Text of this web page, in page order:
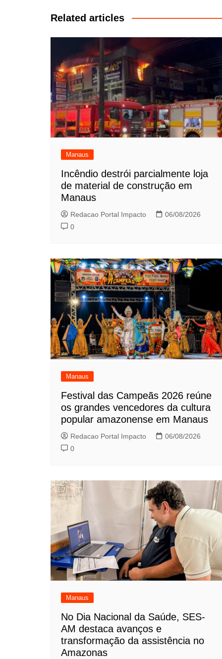
Post
Related articles
Manaus
Incêndio destrói parcialmente loja
de material de construção em
Manaus
Redacao Portal Impacto
06/08/2026
0
Manaus
Festival das Campeãs 2026 reúne
os grandes vencedores da cultura
popular amazonense em Manaus
Redacao Portal Impacto
06/08/2026
0
Manaus
No Dia Nacional da Saúde, SES-
AM destaca avanços e
transformação da assistência no
Amazonas